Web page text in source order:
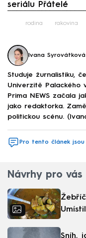
seriálu Přátelé
rodina rakovina
Ivana Syrovátková
Studuje žurnalistiku,
Univerzitě Palackého
Prima NEWS začala
jako redaktorka.
politickou scénu.
Pro tento článek
Návrhy pro vás
Sníh,